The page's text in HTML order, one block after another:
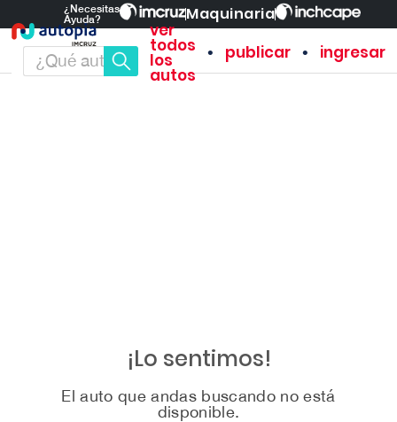
¿Necesitas
Ayuda?
Maquinaria
ver
todos
los
autos
• publicar • ingresar
¡Lo sentimos!
El auto que andas buscando no está
disponible.